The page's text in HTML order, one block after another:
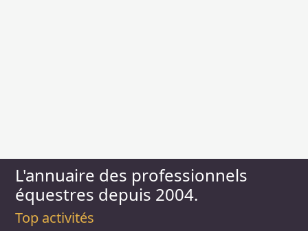
L'annuaire des professionnels
équestres depuis 2004.
Top activités